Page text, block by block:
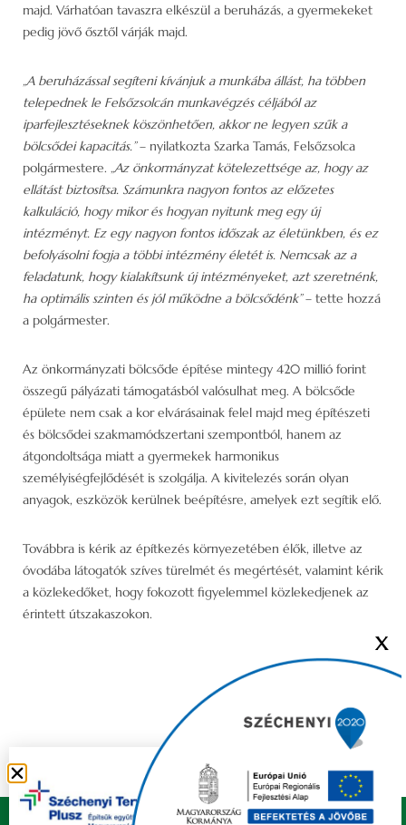
majd. Várhatóan tavaszra elkészül a beruházás, a gyermekeket
pedig jövő ősztől várják majd.
„A beruházással segíteni kívánjuk a munkába állást, ha többen
telepednek le Felsőzsolcán munkavégzés céljából az
iparfejlesztéseknek köszönhetően, akkor ne legyen szűk a
bölcsődei kapacitás.”– nyilatkozta Szarka Tamás, Felsőzsolca
polgármestere. „Az önkormányzat kötelezettsége az, hogy az
ellátást biztosítsa. Számunkra nagyon fontos az előzetes
kalkuláció, hogy mikor és hogyan nyitunk meg egy új
intézményt. Ez egy nagyon fontos időszak az életünkben, és ez
befolyásolni fogja a többi intézmény életét is. Nemcsak az a
feladatunk, hogy kialakítsunk új intézményeket, azt szeretnénk,
ha optimális szinten és jól működne a bölcsődénk”– tette hozzá
a polgármester.
Az önkormányzati bölcsőde építése mintegy 420 millió forint
összegű pályázati támogatásból valósulhat meg. A bölcsőde
épülete nem csak a kor elvárásainak felel majd meg építészeti
és bölcsődei szakmamódszertani szempontból, hanem az
átgondoltsága miatt a gyermekek harmonikus
személyiségfejlődését is szolgálja. A kivitelezés során olyan
anyagok, eszközök kerülnek beépítésre, amelyek ezt segítik elő.
Továbbra is kérik az építkezés környezetében élők, illetve az
óvodába látogatók szíves türelmét és megértését, valamint kérik
a közlekedőket, hogy fokozott figyelemmel közlekedjenek az
érintett útszakaszokon.
Copyright © 2021 FELSŐZSOLCA ÖNKORMÁNYZAT |
X